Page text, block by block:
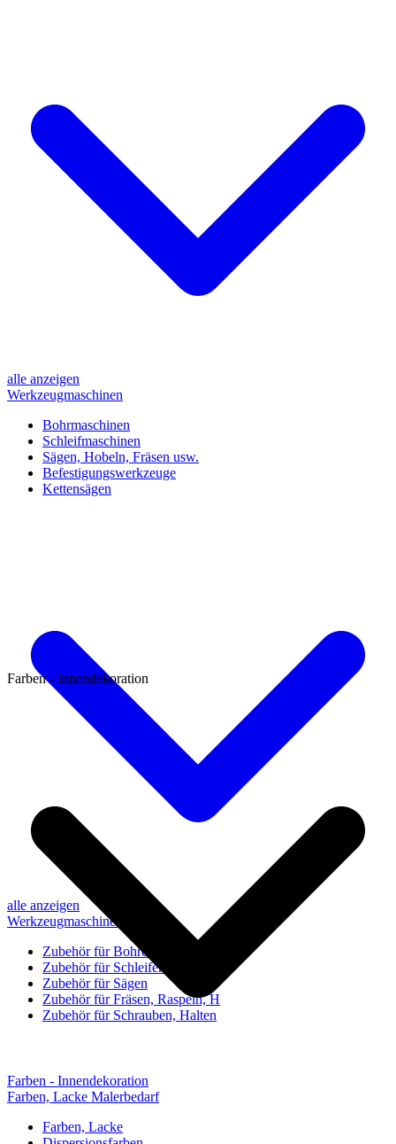
alle anzeigen
Werkzeugmaschinen
Bohrmaschinen
Schleifmaschinen
Sägen, Hobeln, Fräsen usw.
Befestigungswerkzeuge
Kettensägen
alle anzeigen
Werkzeugmaschinen-Zubehör
Zubehör für Bohren, Bohrhilfen
Zubehör für Schleifen, Poliere
Zubehör für Sägen
Zubehör für Fräsen, Raspeln, H
Zubehör für Schrauben, Halten
Farben - Innendekoration
Farben - Innendekoration
Farben, Lacke Malerbedarf
Farben, Lacke